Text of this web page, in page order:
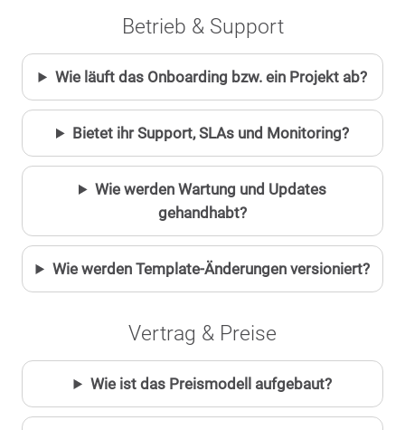
Betrieb & Support
Wie läuft das Onboarding bzw. ein Projekt ab?
Bietet ihr Support, SLAs und Monitoring?
Wie werden Wartung und Updates
gehandhabt?
Wie werden Template-Änderungen versioniert?
Vertrag & Preise
Wie ist das Preismodell aufgebaut?